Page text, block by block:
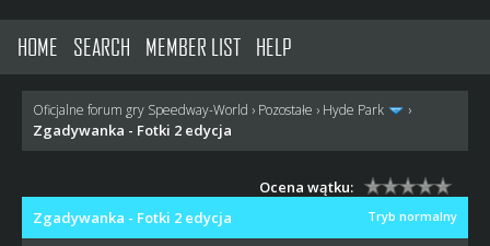
HOME SEARCH MEMBER LIST HELP
Oficjalne forum gry Speedway-World › Pozostałe › Hyde Park ›
Zgadywanka - Fotki 2 edycja
Ocena wątku:
Tryb normalny
Zgadywanka - Fotki 2 edycja